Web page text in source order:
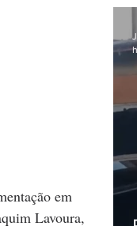
em
Lavoura,